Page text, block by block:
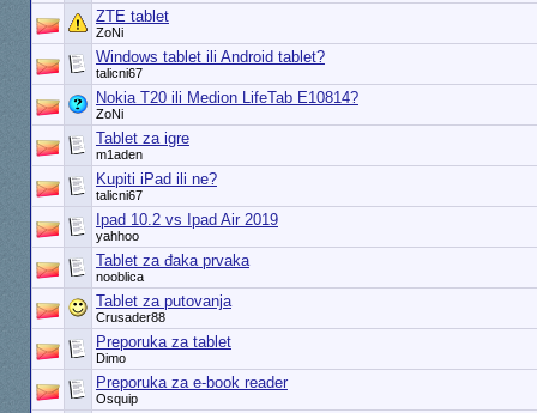
ZTE tablet
ZoNi
Windows tablet ili Android tablet?
talicni67
Nokia T20 ili Medion LifeTab E10814?
ZoNi
Tablet za igre
m1aden
Kupiti iPad ili ne?
talicni67
Ipad 10.2 vs Ipad Air 2019
yahhoo
Tablet za đaka prvaka
nooblica
Tablet za putovanja
Crusader88
Preporuka za tablet
Dimo
Preporuka za e-book reader
Osquip